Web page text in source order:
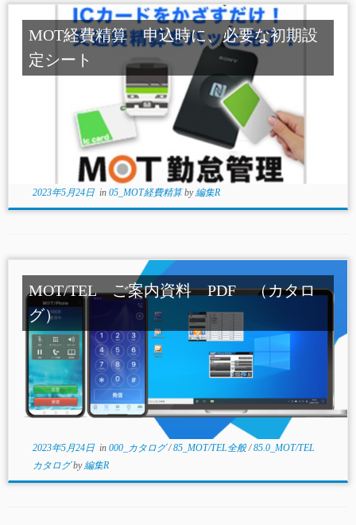
MOT経費精算 申込時に、必要な初期設
定シート
2023年5月24日in 05_MOT経費精算by編集R
MOT/TEL ご案内資料 PDF （カタロ
グ）
2023年5月24日in 000_カタログ/85_MOT/TEL全般/85.0_MOT/TEL
カタログby編集R